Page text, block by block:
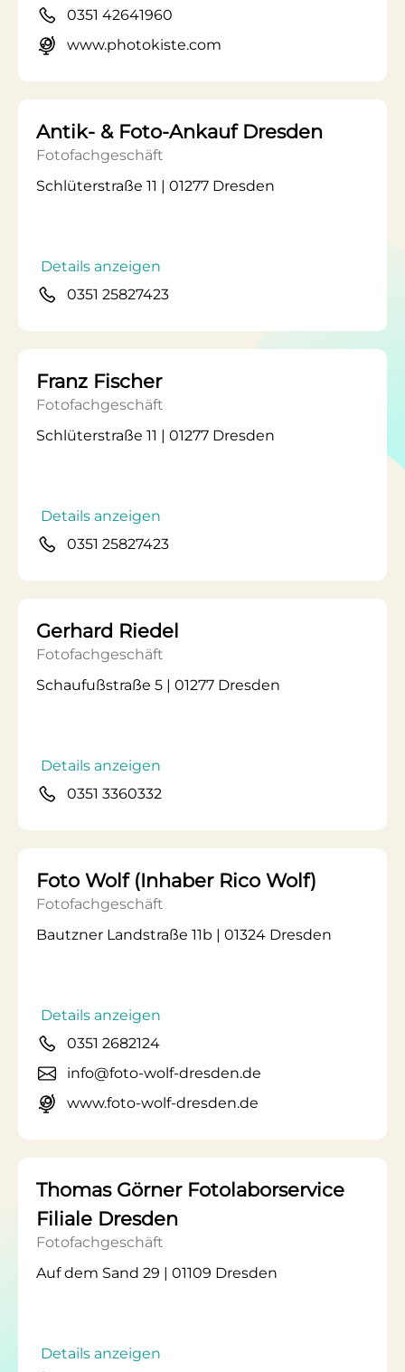
0351 42641960
www.photokiste.com
Antik- & Foto-Ankauf Dresden
Fotofachgeschäft
Schlüterstraße 11 | 01277 Dresden
Details anzeigen
0351 25827423
Franz Fischer
Fotofachgeschäft
Schlüterstraße 11 | 01277 Dresden
Details anzeigen
0351 25827423
Gerhard Riedel
Fotofachgeschäft
Schaufußstraße 5 | 01277 Dresden
Details anzeigen
0351 3360332
Foto Wolf (Inhaber Rico Wolf)
Fotofachgeschäft
Bautzner Landstraße 11b | 01324 Dresden
Details anzeigen
0351 2682124
info@foto-wolf-dresden.de
www.foto-wolf-dresden.de
Thomas Görner Fotolaborservice
Filiale Dresden
Fotofachgeschäft
Auf dem Sand 29 | 01109 Dresden
Details anzeigen